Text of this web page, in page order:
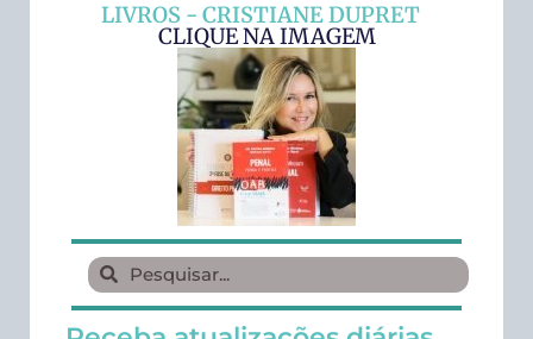
LIVROS - CRISTIANE DUPRET
CLIQUE NA IMAGEM